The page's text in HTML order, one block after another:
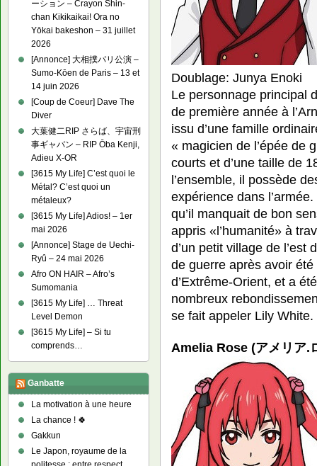
Doublage: Junya Enoki
Le personnage principal
de première année à
issu d’une famille
« magicien de l’épée de
courts et d’une taille de
l’ensemble, il possède
expérience dans
qu’il manquait de bon
appris «l’humanité» à
d’un petit village de
de guerre après avoir
d’Extrême-Orient, et a
nombreux
se fait appeler Lily White.
Amelia Rose (アメリア.
ーション – Crayon Shin-
chan Kikikaikai! Ora no
Yōkai bakeshon – 31 juillet
2026
[Annonce] 大相撲パリ公演 –
Sumo-Kōen de Paris – 13 et
14 juin 2026
[Coup de Coeur] Dave The
Diver
大葉健二RIP さらば、宇宙刑
事ギャバン – RIP Ōba Kenji,
Adieu X-OR
[3615 My Life] C’est quoi le
Métal? C’est quoi un
métaleux?
[3615 My Life] Adios! – 1er
mai 2026
[Annonce] Stage de Uechi-
Ryû – 24 mai 2026
Afro ON HAIR – Afro’s
Sumomania
[3615 My Life] … Threat
Level Demon
[3615 My Life] – Si tu
comprends…
Ganbatte
La motivation à une heure
La chance ! 🍀
Gakkun
Le Japon, royaume de la